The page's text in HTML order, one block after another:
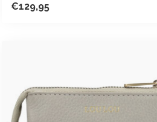
€129,95